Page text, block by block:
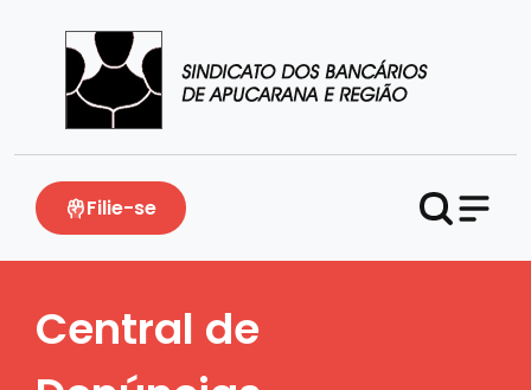
Filie-se
Central de